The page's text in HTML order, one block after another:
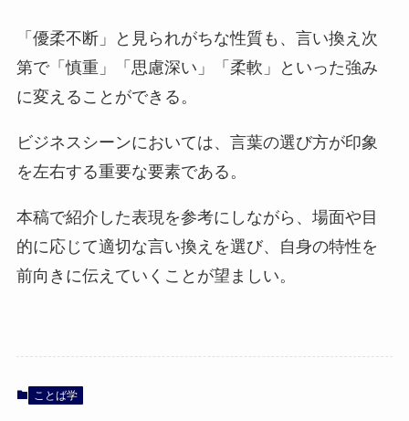
「優柔不断」と見られがちな性質も、言い換え次
第で「慎重」「思慮深い」「柔軟」といった強み
に変えることができる。
ビジネスシーンにおいては、言葉の選び方が印象
を左右する重要な要素である。
本稿で紹介した表現を参考にしながら、場面や目
的に応じて適切な言い換えを選び、自身の特性を
前向きに伝えていくことが望ましい。
ことば学